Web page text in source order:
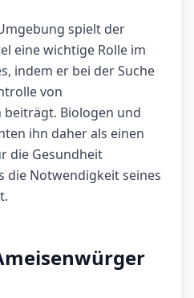
spielt der
eine wichtige Rolle im
indem er bei der Suche
von
Biologen und
ihn daher als einen
die Gesundheit
die Notwendigkeit seines